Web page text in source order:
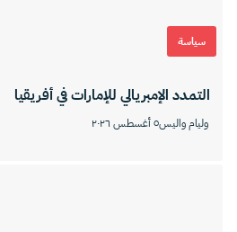
سياسة
التمدد الإمبريالي للإمارات في أفريقيا
وليام واليس٥ أغسطس ٢٠٢٦